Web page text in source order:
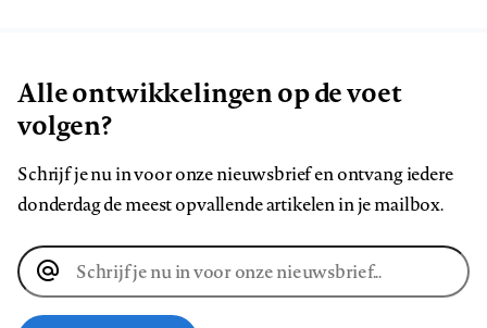
Alle ontwikkelingen op de voet
volgen?
Schrijf je nu in voor onze nieuwsbrief en ontvang iedere
donderdag de meest opvallende artikelen in je mailbox.
E-
mailadres